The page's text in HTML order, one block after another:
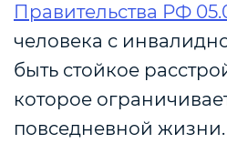
Правительства РФ
человека с
быть стойкое
которое
повседневной жизни.